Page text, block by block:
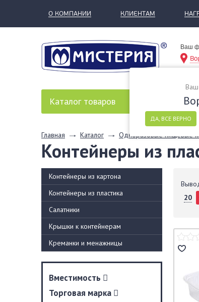
О КОМПАНИИ КЛИЕНТАМ
Ваш
ДА, ВСЕ ВЕРНО
Каталог товаров
Главная Каталог Одноразовые пищевые
Контейнеры из
Контейнеры из картона
Контейнеры из пластика
Салатники
Крышки к контейнерам
Креманки и менажницы
Вместимость
Торговая марка
20